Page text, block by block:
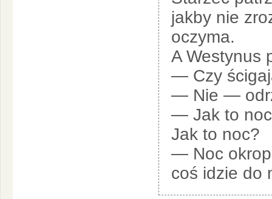
jakby nie
oczyma.
A Westynus
— Czy
— Nie —
— Jak to
Jak to noc?
— Noc
coś idzie do